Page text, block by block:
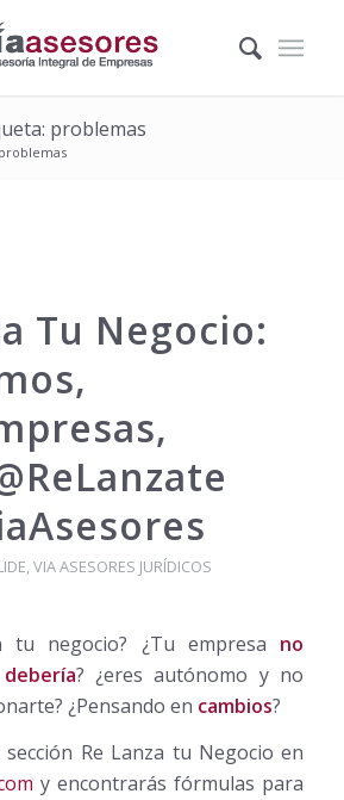
problemas
problemas
Tu Negocio:
,VIA ASESORES JURÍDICOS
tu negocio? ¿Tu empresa no
? ¿eres autónomo y no
¿Pensando en cambios?
sección Re Lanza tu Negocio en
y encontrarás fórmulas para